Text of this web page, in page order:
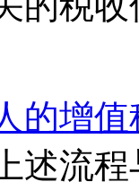
的增值
述流